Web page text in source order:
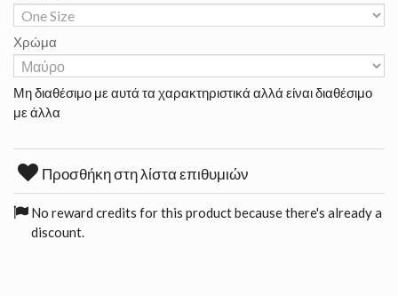
Χρώμα
Μη διαθέσιμο με αυτά τα χαρακτηριστικά αλλά είναι διαθέσιμο
με άλλα
Προσθήκη στη λίστα επιθυμιών
No reward credits for this product because there's already a
discount.